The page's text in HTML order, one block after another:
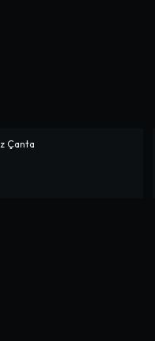
Çanta